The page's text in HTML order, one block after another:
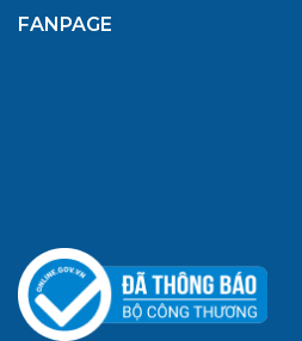
FANPAGE